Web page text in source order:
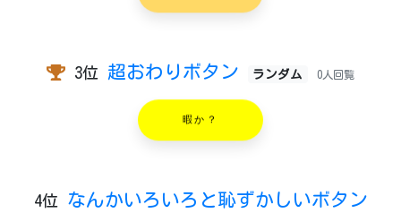
3位 超おわりボタン ランダム 0人回覧
暇か？
4位 なんかいろいろと恥ずかしいボタン